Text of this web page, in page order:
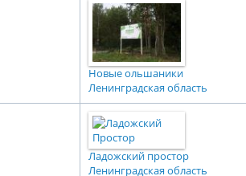
Новые ольшаники
Ленинградская область
Ладожский простор
Ленинградская область